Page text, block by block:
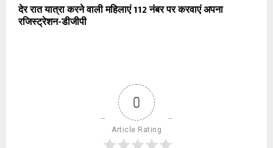
देर रात यात्रा करने वाली महिलाएं 112 नंबर पर करवाएं अपना
रजिस्ट्रेशन-डीजीपी
0
Article Rating